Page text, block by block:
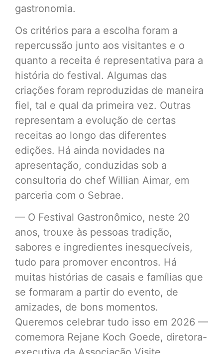
gastronomia.
Os critérios para a escolha foram a
repercussão junto aos visitantes e o
quanto a receita é representativa para a
história do festival. Algumas das
criações foram reproduzidas de maneira
fiel, tal e qual da primeira vez. Outras
representam a evolução de certas
receitas ao longo das diferentes
edições. Há ainda novidades na
apresentação, conduzidas sob a
consultoria do chef Willian Aimar, em
parceria com o Sebrae.
— O Festival Gastronômico, neste 20
anos, trouxe às pessoas tradição,
sabores e ingredientes inesquecíveis,
tudo para promover encontros. Há
muitas histórias de casais e famílias que
se formaram a partir do evento, de
amizades, de bons momentos.
Queremos celebrar tudo isso em 2026 —
comemora Rejane Koch Goede, diretora-